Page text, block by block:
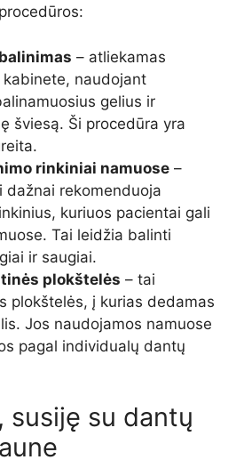
– atliekamas
naudojant
gelius ir
šviesą. Ši procedūra yra
rinkiniai namuose –
dažnai rekomenduoja
kuriuos pacientai gali
Tai leidžia balinti
ir saugiai.
plokštelės – tai
plokštelės, į kurias dedamas
Jos naudojamos namuose
pagal individualų dantų
susiję su dantų